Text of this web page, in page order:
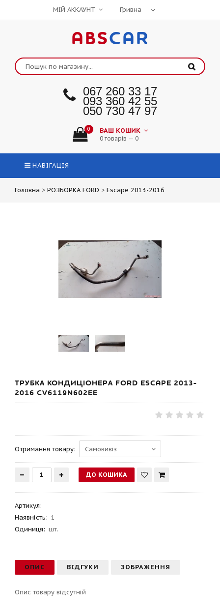
МІЙ АККАУНТ
ABSCAR
067 260 33 17
093 360 42 55
050 730 47 97
0 ВАШ КОШИК
0 товарів — 0
НАВІГАЦІЯ
Головна > РОЗБОРКА FORD > Escape 2013-2016
ТРУБКА КОНДИЦІОНЕРА FORD ESCAPE 2013-
2016 CV6119N602EE
Отримання товару:
Артикул:
Наявність: 1
Одиниця: шт.
ОПИС ВІДГУКИ ЗОБРАЖЕННЯ
Опис товару відсутній